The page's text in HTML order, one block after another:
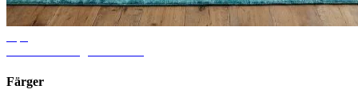
Färger